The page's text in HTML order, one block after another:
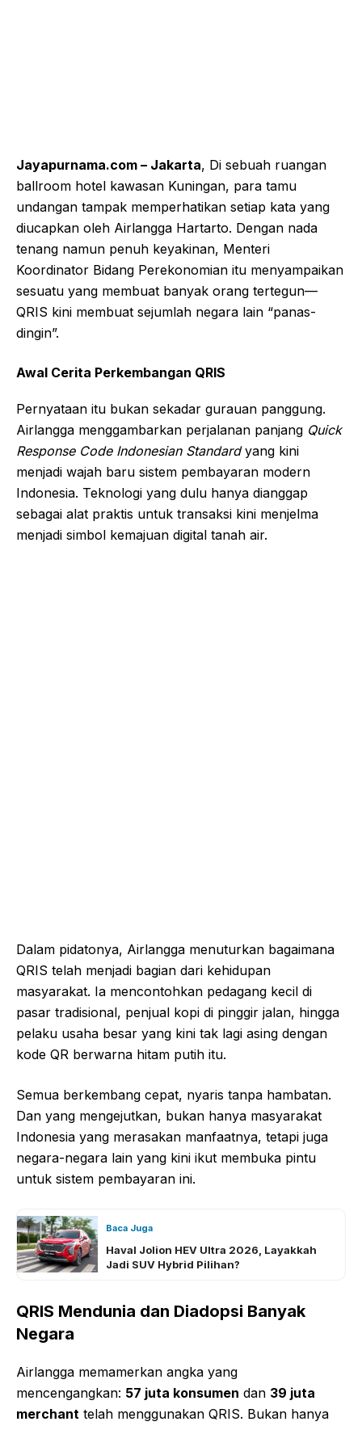
Jayapurnama.com – Jakarta, Di sebuah ruangan
ballroom hotel kawasan Kuningan, para tamu
undangan tampak memperhatikan setiap kata yang
diucapkan oleh Airlangga Hartarto. Dengan nada
tenang namun penuh keyakinan, Menteri
Koordinator Bidang Perekonomian itu menyampaikan
sesuatu yang membuat banyak orang tertegun—
QRIS kini membuat sejumlah negara lain “panas-
dingin”.
Awal Cerita Perkembangan QRIS
Pernyataan itu bukan sekadar gurauan panggung.
Airlangga menggambarkan perjalanan panjang Quick
Response Code Indonesian Standardyang kini
menjadi wajah baru sistem pembayaran modern
Indonesia. Teknologi yang dulu hanya dianggap
sebagai alat praktis untuk transaksi kini menjelma
menjadi simbol kemajuan digital tanah air.
Dalam pidatonya, Airlangga menuturkan bagaimana
QRIS telah menjadi bagian dari kehidupan
masyarakat. Ia mencontohkan pedagang kecil di
pasar tradisional, penjual kopi di pinggir jalan, hingga
pelaku usaha besar yang kini tak lagi asing dengan
kode QR berwarna hitam putih itu.
Semua berkembang cepat, nyaris tanpa hambatan.
Dan yang mengejutkan, bukan hanya masyarakat
Indonesia yang merasakan manfaatnya, tetapi juga
negara-negara lain yang kini ikut membuka pintu
untuk sistem pembayaran ini.
Baca Juga
Haval Jolion HEV Ultra 2026, Layakkah
Jadi SUV Hybrid Pilihan?
QRIS Mendunia dan Diadopsi Banyak
Negara
Airlangga memamerkan angka yang
mencengangkan: 57 juta konsumen dan 39 juta
merchant telah menggunakan QRIS. Bukan hanya